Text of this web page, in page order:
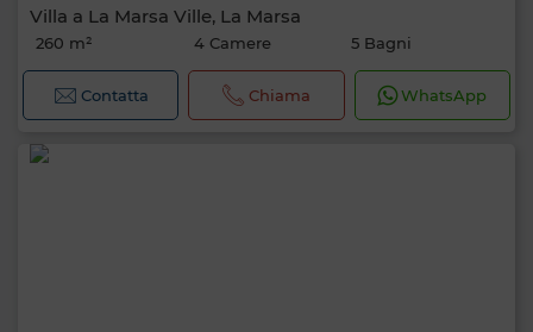
Villa a La Marsa Ville, La Marsa
260 m² 4 Camere 5 Bagni
Contatta Chiama WhatsApp